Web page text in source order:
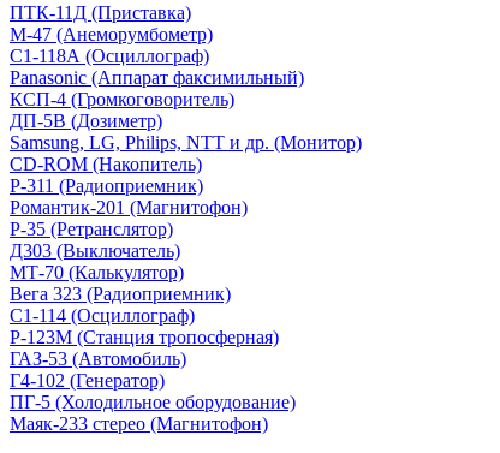
ПТК-11Д (Приставка)
М-47 (Анеморумбометр)
С1-118А (Осциллограф)
Panasonic (Аппарат факсимильный)
КСП-4 (Громкоговоритель)
ДП-5В (Дозиметр)
Samsung, LG, Philips, NTT и др. (Монитор)
CD-ROM (Накопитель)
Р-311 (Радиоприемник)
Романтик-201 (Магнитофон)
Р-35 (Ретранслятор)
Д303 (Выключатель)
МТ-70 (Калькулятор)
Вега 323 (Радиоприемник)
С1-114 (Осциллограф)
Р-123М (Станция тропосферная)
ГАЗ-53 (Автомобиль)
Г4-102 (Генератор)
ПГ-5 (Холодильное оборудование)
Маяк-233 стерео (Магнитофон)